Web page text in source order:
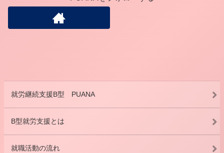
就労継続支援B型 PUANA
B型就労支援とは
就職活動の流れ